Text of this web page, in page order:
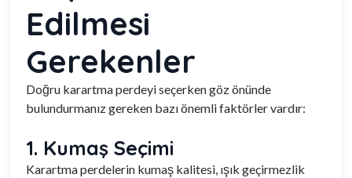
Edilmesi
Gerekenler
Doğru karartma perdeyi seçerken göz önünde
bulundurmanız gereken bazı önemli faktörler vardır:
1. Kumaş Seçimi
Karartma perdelerin kumaş kalitesi, ışık geçirmezlik